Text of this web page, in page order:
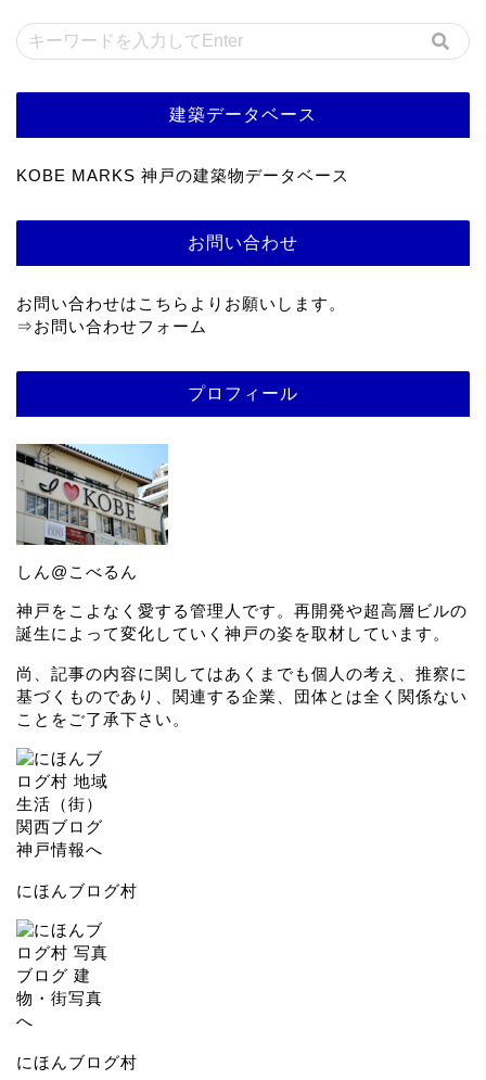
建築データベース
KOBE MARKS 神戸の建築物データベース
お問い合わせ
お問い合わせはこちらよりお願いします。
⇒お問い合わせフォーム
プロフィール
しん@こべるん
神戸をこよなく愛する管理人です。再開発や超高層ビルの
誕生によって変化していく神戸の姿を取材しています。
尚、記事の内容に関してはあくまでも個人の考え、推察に
基づくものであり、関連する企業、団体とは全く関係ない
ことをご了承下さい。
にほんブログ村
にほんブログ村